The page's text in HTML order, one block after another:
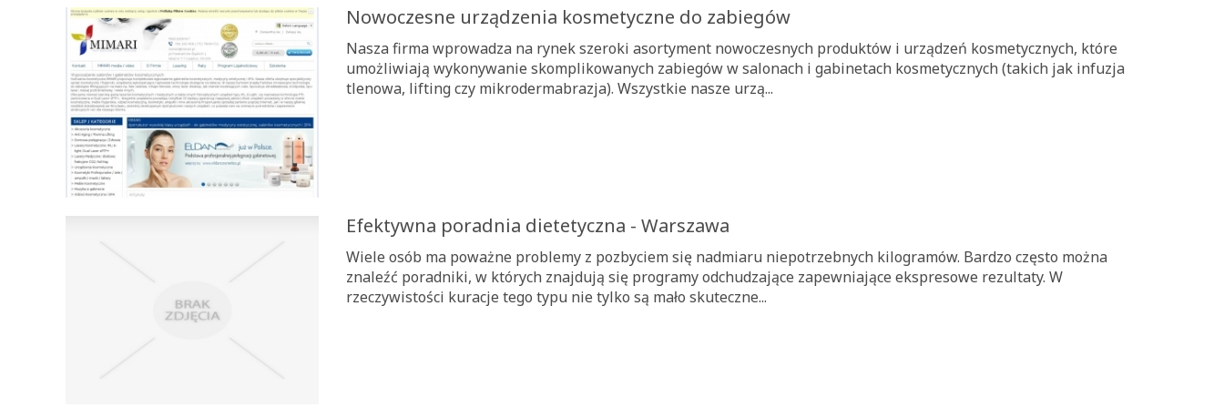
Nowoczesne urządzenia kosmetyczne do zabiegów
Nasza firma wprowadza na rynek szeroki asortyment nowoczesnych produktów i urządzeń kosmetycznych, które
umożliwiają wykonywanie skomplikowanych zabiegów w salonach i gabinetach kosmetycznych (takich jak infuzja
tlenowa, lifting czy mikrodermabrazja). Wszystkie nasze urzą...
Efektywna poradnia dietetyczna - Warszawa
Wiele osób ma poważne problemy z pozbyciem się nadmiaru niepotrzebnych kilogramów. Bardzo często można
znaleźć poradniki, w których znajdują się programy odchudzające zapewniające ekspresowe rezultaty. W
rzeczywistości kuracje tego typu nie tylko są mało skuteczne...